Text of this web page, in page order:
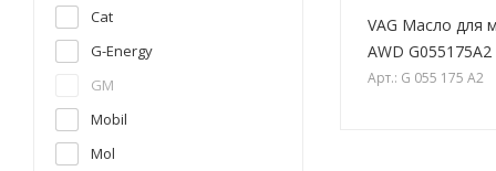
VAG Масло для
AWD G055175A2
Арт.: G 055 175 A2
Cat
G-Energy
GM
Mobil
Mol